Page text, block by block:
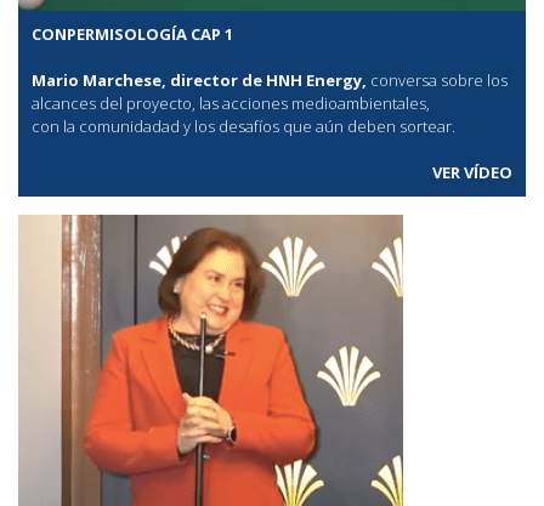
CONPERMISOLOGÍA CAP 1
Mario Marchese, director de HNH Energy, conversa sobre los
alcances del proyecto, las acciones medioambientales,
con la comunidadad y los desafíos que aún deben sortear.
VER VÍDEO